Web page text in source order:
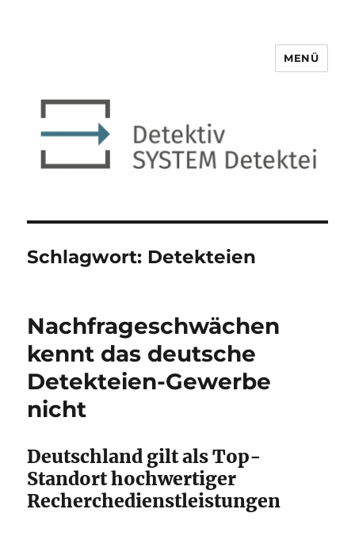
Detektiv SYSTEM Detektei ®
MENÜ
Schlagwort: Detekteien
Nachfrageschwächen
kennt das deutsche
Detekteien-Gewerbe
nicht
Deutschland gilt als Top-
Standort hochwertiger
Recherchedienstleistungen